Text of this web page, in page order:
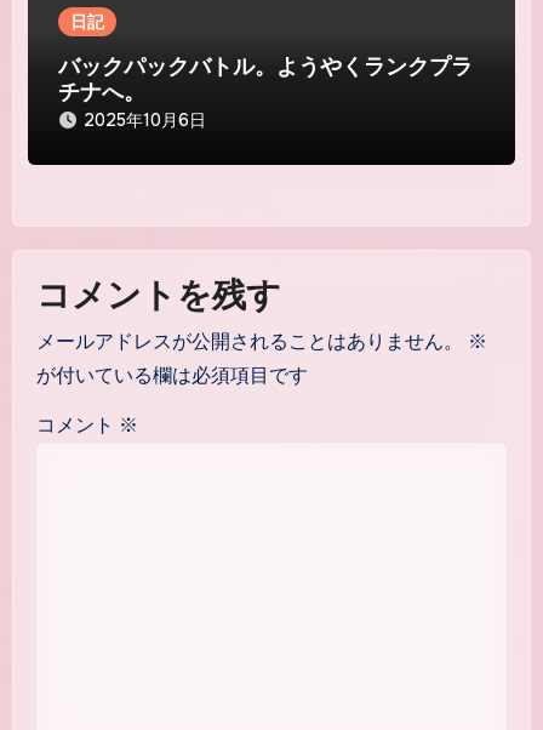
日記
バックパックバトル。ようやくランクプラ
チナへ。
2025年10月6日
コメントを残す
メールアドレスが公開されることはありません。
※
が付いている欄は必須項目です
コメント ※